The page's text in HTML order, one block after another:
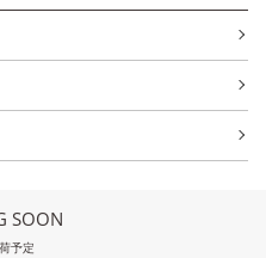
SOON
予定